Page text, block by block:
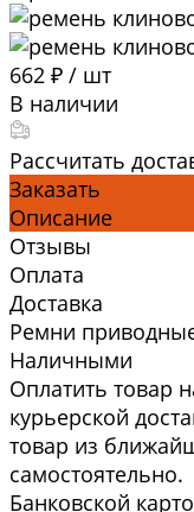
662 ₽ / шт
В наличии
Рассчитать
Заказать
Описание
Отзывы
Оплата
Доставка
Ремни
Наличными
Оплатить товар
курьерской
товар из
самоcтоятельно.
Банковской